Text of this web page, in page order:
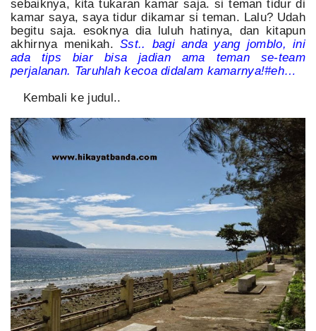
sebaiknya, kita tukaran kamar saja. si teman tidur di
kamar saya, saya tidur dikamar si teman. Lalu? Udah
begitu saja. esoknya dia luluh hatinya, dan kitapun
akhirnya menikah.Sst.. bagi anda yang jomblo, ini
ada tips biar bisa jadian ama teman se-team
perjalanan. Taruhlah kecoa didalam kamarnya!#eh…
Kembali ke judul..